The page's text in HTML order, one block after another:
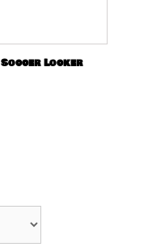
Soccer Locker